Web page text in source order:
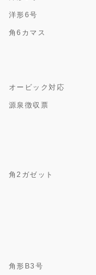
洋形6号
角6カマス
オービック対応
源泉徴収票
角2ガゼット
角形B3号